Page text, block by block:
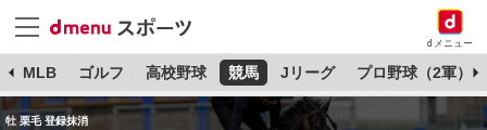
dメニュー
MLB ゴルフ 高校野球 競馬 Jリーグ プロ野球（2軍）
牡 栗毛 登録抹消